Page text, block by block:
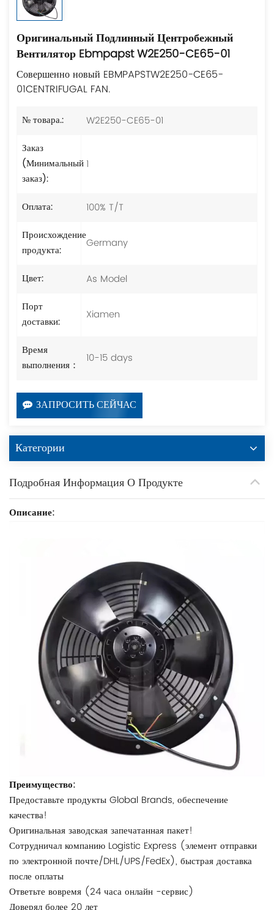
Оригинальный Подлинный Центробежный
Вентилятор Ebmpapst W2E250-CE65-01
Совершенно новый EBMPAPSTW2E250-CE65-
01CENTRIFUGAL FAN.
№ товара.:
W2E250-CE65-01
Заказ
(Минимальный
заказ):
1
Оплата:
100% T/T
Происхождение
продукта:
Germany
Цвет:
As Model
Порт
доставки:
Xiamen
Время
выполнения：
10-15 days
ЗАПРОСИТЬ СЕЙЧАС
Категории
Подробная Информация О Продукте
Описание:
Преимущество:
Предоставьте продукты Global Brands, обеспечение
качества!
Оригинальная заводская запечатанная пакет!
Сотрудничал компанию Logistic Express (элемент отправки
по электронной почте/DHL/UPS/FedEx), быстрая доставка
после оплаты
Ответьте вовремя (24 часа онлайн -сервис)